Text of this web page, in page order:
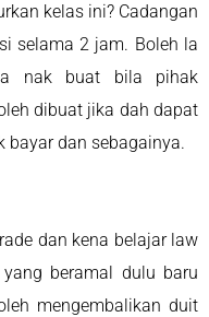
kelas ini? Cadangan
selama 2 jam. Boleh la
nak buat bila pihak
dibuat jika dah dapat
bayar dan sebagainya.
dan kena belajar law
beramal dulu baru
mengembalikan duit